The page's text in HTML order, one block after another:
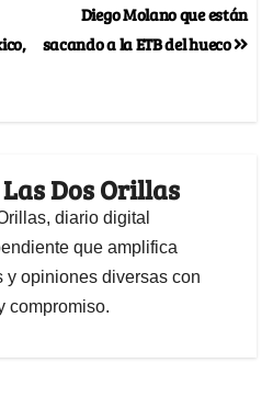
Diego Molano que están
sacando a la ETB del hueco
Las Dos Orillas
diario digital
que amplifica
y opiniones diversas con
compromiso.